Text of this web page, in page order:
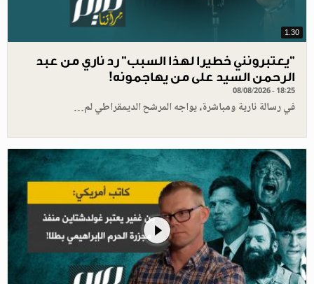
1.30
"يعتبرونني خطيرا لهذا السبب" رد ناري من عبد
الرحمن السيد على من يهاجمونه!
08/08/2026 - 18:25
في رسالة نارية ومباشرة، يواجه المرشح الديمقراطي لم…